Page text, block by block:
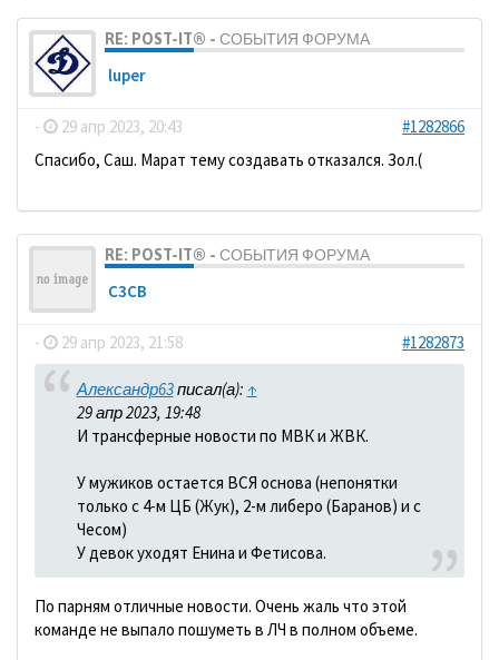
RE: POST-IT® - СОБЫТИЯ ФОРУМА
luper
- 29 апр 2023, 20:43
#1282866
Спасибо, Саш. Марат тему создавать отказался. Зол.(
RE: POST-IT® - СОБЫТИЯ ФОРУМА
C3CB
- 29 апр 2023, 21:58 #1282873
Александр63писал(а): ↑
29 апр 2023, 19:48
И трансферные новости по МВК и ЖВК.
У мужиков остается ВСЯ основа (непонятки
только с 4-м ЦБ (Жук), 2-м либеро (Баранов) и с
Чесом)
У девок уходят Енина и Фетисова.
По парням отличные новости. Очень жаль что этой
команде не выпало пошуметь в ЛЧ в полном объеме.